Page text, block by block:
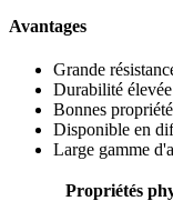
Avantages
Grande
Durabilité élevée
Bonnes
Disponible en
Large gamme
Propriétés